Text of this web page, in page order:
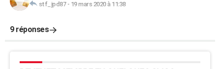
stf_jpd87- 19 mars 2020 à 11:38
9 réponses